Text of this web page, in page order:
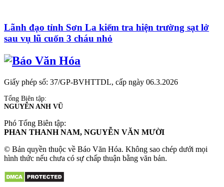
Lãnh đạo tỉnh Sơn La kiểm tra hiện trường sạt lở
sau vụ lũ cuốn 3 cháu nhỏ
Giấy phép số: 37/GP-BVHTTDL, cấp ngày 06.3.2026
Tổng Biên tập:
NGUYỄN ANH VŨ
Phó Tổng Biên tập:
PHAN THANH NAM, NGUYỄN VĂN MƯỜI
© Bản quyền thuộc về Báo Văn Hóa. Không sao chép dưới mọi
hình thức nếu chưa có sự chấp thuận bằng văn bản.